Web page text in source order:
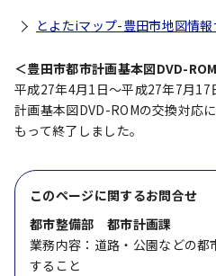
とよたiマップ-豊田市地図情
＜豊田市都市計画基本図DVD-
平成27年4月1日～平成27年7月17
計画基本図DVD-ROMの交換対応
もって終了しました。
このページに関するお問合せ
都市整備部 都市計画課
業務内容：道路・公園などの
すること